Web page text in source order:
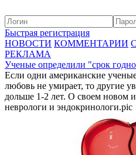
Быстрая регистрация
НОВОСТИ КОММЕНТАРИИ
РЕКЛАМА
Ученые определили "срок
Если одни американские
любовь не умирает, то другие
дольше 1-2 лет. О своем новом
неврологи и эндокринологи.pic